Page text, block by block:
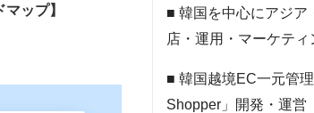
ップ】
■ 韓国を中心にアジア
店・運用・マーケティ
■ 韓国越境EC一元管
Shopper」開発・運営